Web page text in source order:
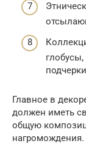
Главное в
должен иметь
общую
нагромождения.